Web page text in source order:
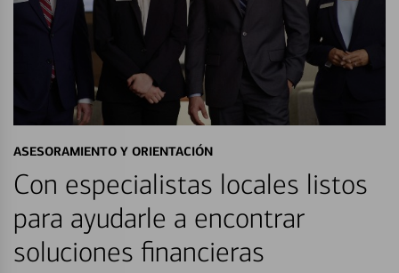
ASESORAMIENTO Y ORIENTACIÓN
Con especialistas locales listos
para ayudarle a encontrar
soluciones financieras